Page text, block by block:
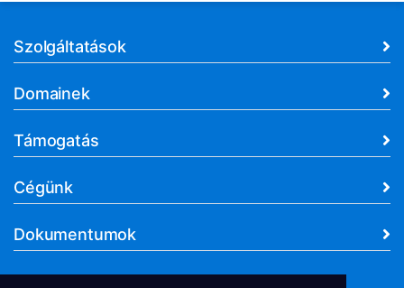
Szolgáltatások
Domainek
Támogatás
Cégünk
Dokumentumok